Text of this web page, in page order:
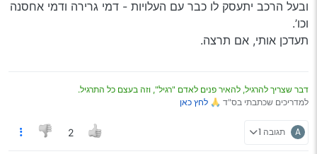
ובעל הרכב יתעסק לו כבר עם העלויות - דמי גרירה ודמי אחסנה
וכו’.
תעדכן אותי, אם תרצה.
דבר שצריך להרגיל, להאיר פנים לאדם "רגיל", וזה בעצם כל התרגיל.
למדריכים שכתבתי בס"ד 🙏 לחץ כאן
A תגובה 1 2